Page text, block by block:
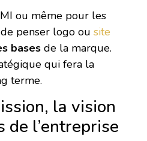
ou même pour les
penser logo ou site
bases de la marque.
qui fera la
terme.
la vision
de l’entreprise